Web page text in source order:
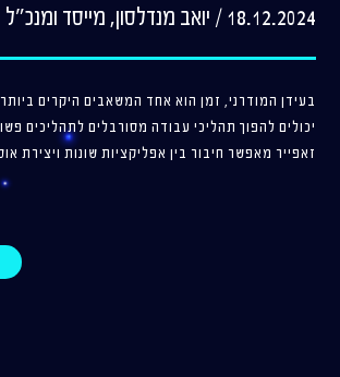
18.12.2024 / יואב מנדלסון, מייסד ומנכ"ל
בעידן המודרני, זמן הוא אחד המשאבים היקרים
יכולים להפוך תהליכי עבודה מסורבלים לתהליכים
זאפייר מאפשר חיבור בין אפליקציות שונות ויצירת